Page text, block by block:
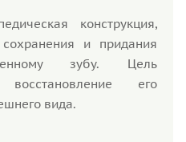
конструкция,
и придания
зубу. Цель
его
вида.